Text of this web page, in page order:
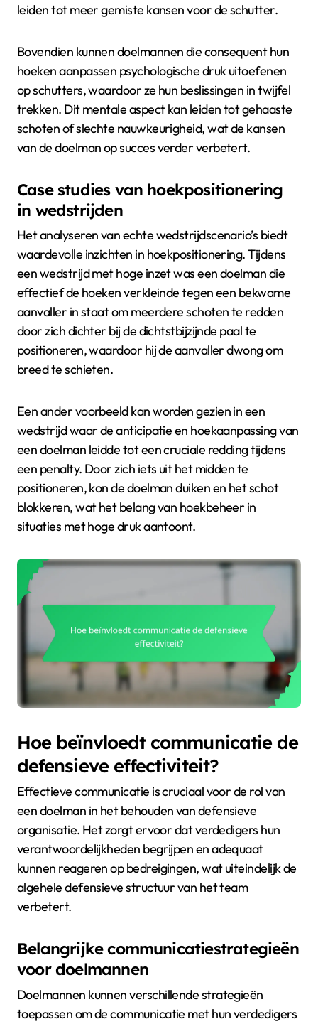
leiden tot meer gemiste kansen voor de schutter.
Bovendien kunnen doelmannen die consequent hun
hoeken aanpassen psychologische druk uitoefenen
op schutters, waardoor ze hun beslissingen in twijfel
trekken. Dit mentale aspect kan leiden tot gehaaste
schoten of slechte nauwkeurigheid, wat de kansen
van de doelman op succes verder verbetert.
Case studies van hoekpositionering
in wedstrijden
Het analyseren van echte wedstrijdscenario’s biedt
waardevolle inzichten in hoekpositionering. Tijdens
een wedstrijd met hoge inzet was een doelman die
effectief de hoeken verkleinde tegen een bekwame
aanvaller in staat om meerdere schoten te redden
door zich dichter bij de dichtstbijzijnde paal te
positioneren, waardoor hij de aanvaller dwong om
breed te schieten.
Een ander voorbeeld kan worden gezien in een
wedstrijd waar de anticipatie en hoekaanpassing van
een doelman leidde tot een cruciale redding tijdens
een penalty. Door zich iets uit het midden te
positioneren, kon de doelman duiken en het schot
blokkeren, wat het belang van hoekbeheer in
situaties met hoge druk aantoont.
Hoe beïnvloedt communicatie de
defensieve effectiviteit?
Effectieve communicatie is cruciaal voor de rol van
een doelman in het behouden van defensieve
organisatie. Het zorgt ervoor dat verdedigers hun
verantwoordelijkheden begrijpen en adequaat
kunnen reageren op bedreigingen, wat uiteindelijk de
algehele defensieve structuur van het team
verbetert.
Belangrijke communicatiestrategieën
voor doelmannen
Doelmannen kunnen verschillende strategieën
toepassen om de communicatie met hun verdedigers